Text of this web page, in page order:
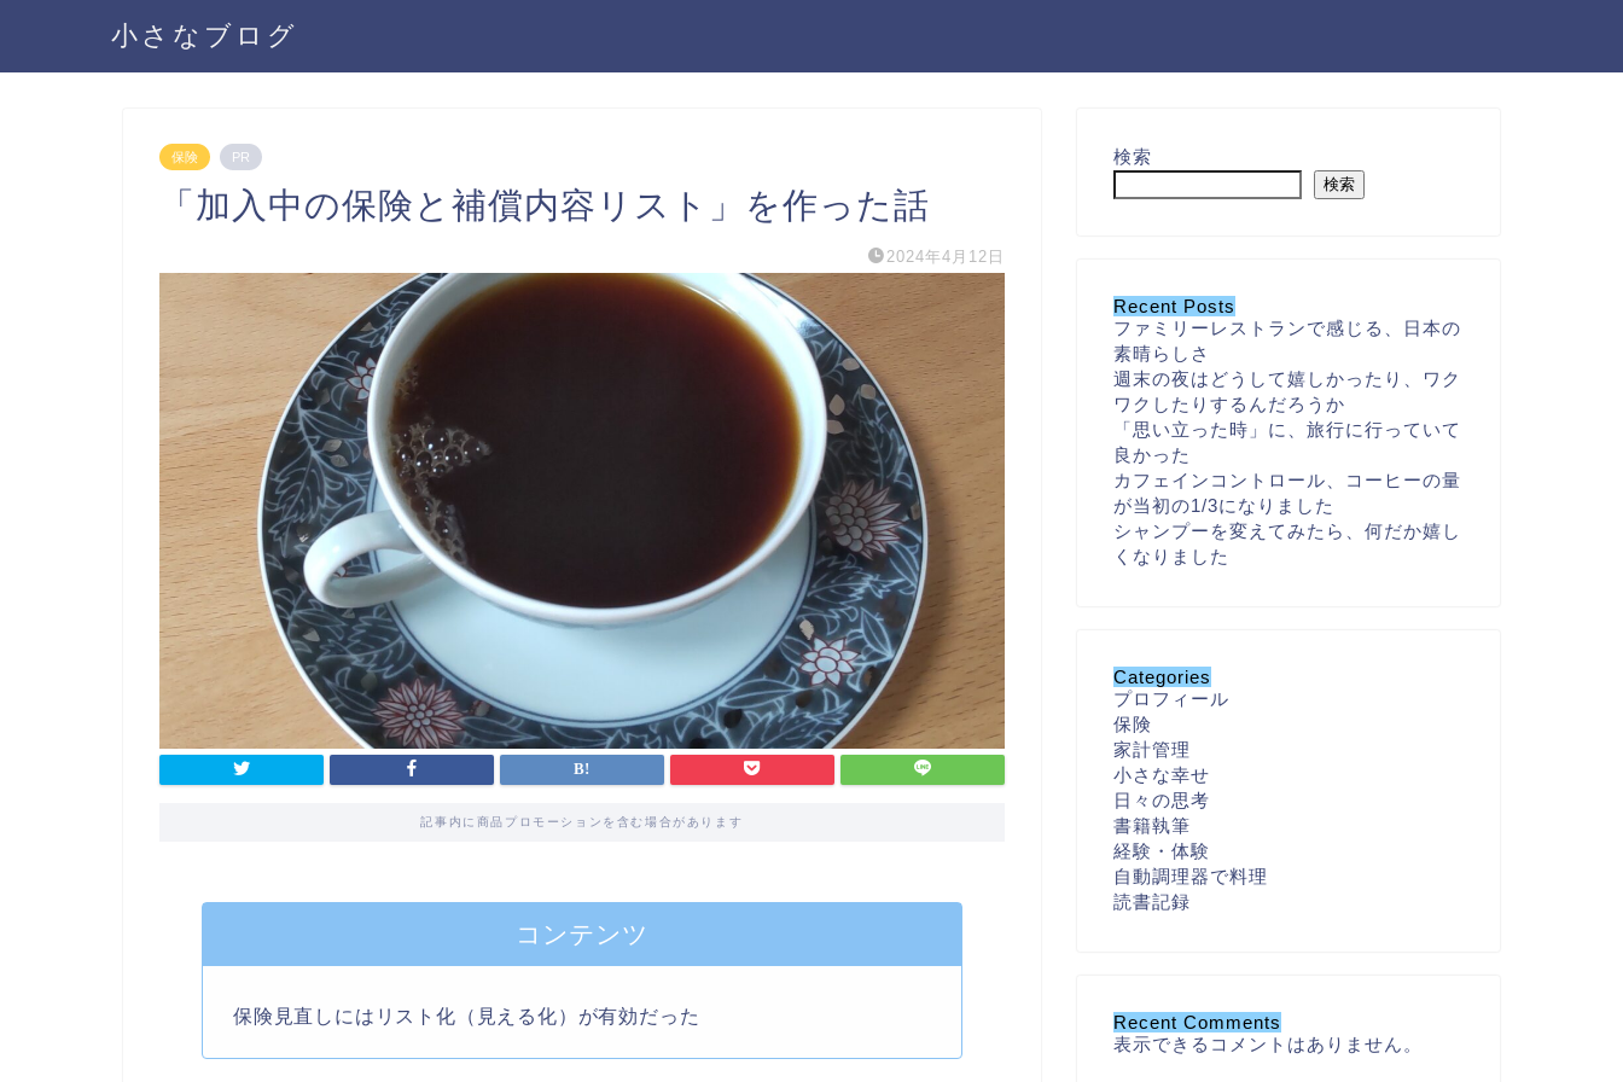
小さなブログ
保険 PR
「加入中の保険と補償内容リスト」を作った話
2024年4月12日
記事内に商品プロモーションを含む場合があります
コンテンツ
保険見直しにはリスト化（見える化）が有効だった
検索
検索
Recent Posts
ファミリーレストランで感じる、日本の
素晴らしさ
週末の夜はどうして嬉しかったり、ワク
ワクしたりするんだろうか
「思い立った時」に、旅行に行っていて
良かった
カフェインコントロール、コーヒーの量
が当初の1/3になりました
シャンプーを変えてみたら、何だか嬉し
くなりました
Categories
プロフィール
保険
家計管理
小さな幸せ
日々の思考
書籍執筆
経験・体験
自動調理器で料理
読書記録
Recent Comments
表示できるコメントはありません。